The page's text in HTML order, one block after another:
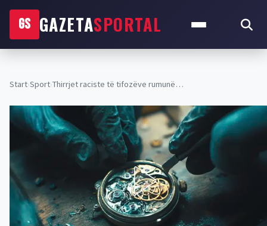
GS GAZETASPORTAL
Start›Sport›Thirrjet raciste të tifozëve rumunë…